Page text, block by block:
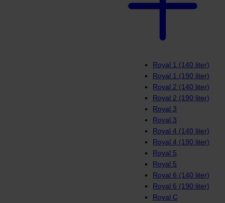
Royal 1 (140 liter)
Royal 1 (190 liter)
Royal 2 (140 liter)
Royal 2 (190 liter)
Royal 3
Royal 3
Royal 4 (140 liter)
Royal 4 (190 liter)
Royal 5
Royal 5
Royal 6 (140 liter)
Royal 6 (190 liter)
Royal C